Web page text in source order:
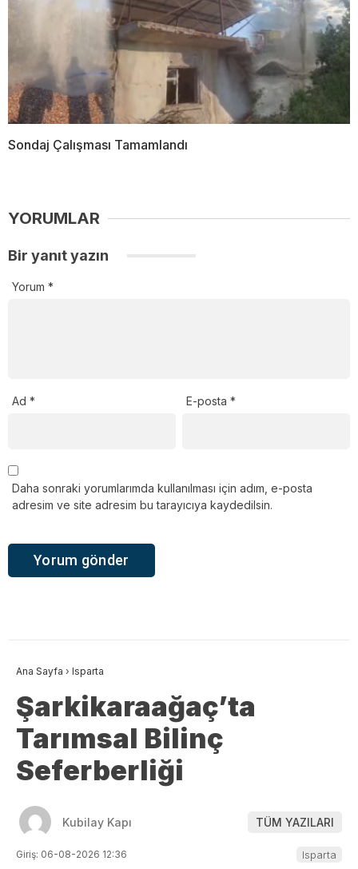
Sondaj Çalışması Tamamlandı
YORUMLAR
Bir yanıt yazın
Yorum *
Ad * E-posta*
Daha sonraki yorumlarımda kullanılması için adım, e-posta
adresim ve site adresim bu tarayıcıya kaydedilsin.
Ana Sayfa › Isparta
Şarkikaraağaç’ta
Tarımsal Bilinç
Seferberliği
Kubilay Kapı TÜM YAZILARI
Giriş: 06-08-2026 12:36 Isparta